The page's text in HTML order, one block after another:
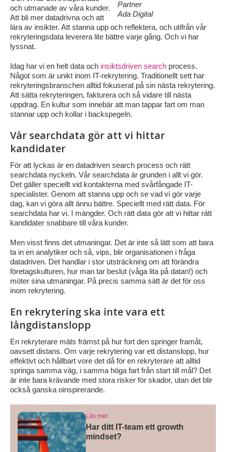
Partner
Ada Digital
och utmanade av våra kunder.
Att bli mer datadrivna och att
lära av insikter. Att stanna upp och reflektera, och utifrån vår
rekryteringsdata leverera lite bättre varje gång. Och vi har
lyssnat.
Idag har vi en helt data och insiktsdriven search process.
Något som är unikt inom IT-rekrytering. Traditionellt sett har
rekryteringsbranschen alltid fokuserat på sin nästa rekrytering.
Att sätta rekryteringen, fakturera och så vidare till nästa
uppdrag. En kultur som innebär att man tappar fart om man
stannar upp och kollar i backspegeln.
Vår searchdata gör att vi hittar
kandidater
För att lyckas är en datadriven search process och rätt
searchdata nyckeln. Vår searchdata är grunden i allt vi gör.
Det gäller speciellt vid kontakterna med svårfångade IT-
specialister. Genom att stanna upp och se vad vi gör varje
dag, kan vi göra allt ännu bättre. Speciellt med rätt data. För
searchdata har vi. I mängder. Och rätt data gör att vi hittar rätt
kandidater snabbare till våra kunder.
Men visst finns det utmaningar. Det är inte så lätt som att bara
ta in en analytiker och så, vips, blir organisationen i fråga
datadriven. Det handlar i stor utsträckning om att förändra
företagskulturen, hur man tar beslut (våga lita på datan!) och
möter sina utmaningar. På precis samma sätt är det för oss
inom rekrytering.
En rekrytering ska inte vara ett
långdistanslopp
En rekryterare mäts främst på hur fort den springer framåt,
oavsett distans. Om varje rekrytering var ett distanslopp, hur
effektivt och hållbart vore det då för en rekryterare att alltid
springa samma väg, i samma höga fart från start till mål? Det
är inte bara krävande med stora risker för skador, utan det blir
också ganska oinspirerande.
Läs mer
Har ditt IT-team ett growth
mindset?